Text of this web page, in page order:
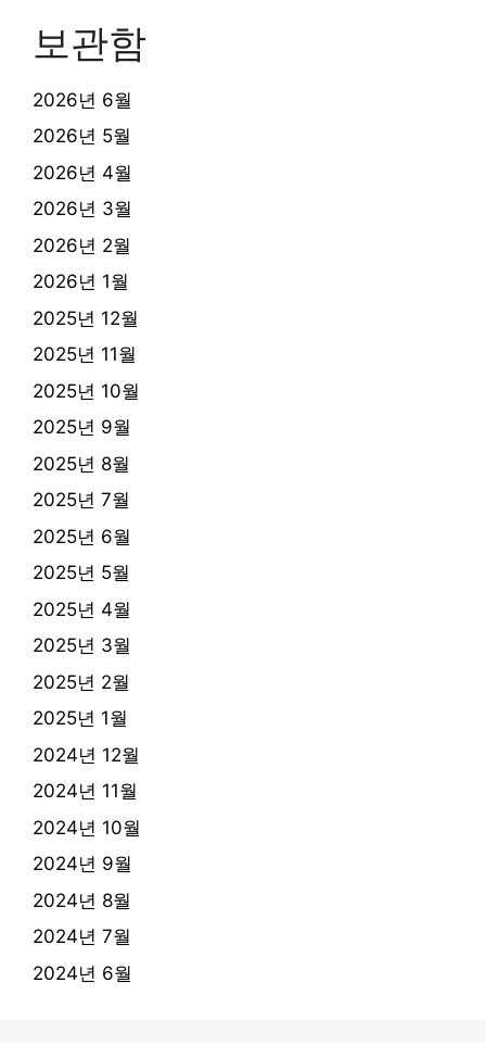
보관함
2026년 6월
2026년 5월
2026년 4월
2026년 3월
2026년 2월
2026년 1월
2025년 12월
2025년 11월
2025년 10월
2025년 9월
2025년 8월
2025년 7월
2025년 6월
2025년 5월
2025년 4월
2025년 3월
2025년 2월
2025년 1월
2024년 12월
2024년 11월
2024년 10월
2024년 9월
2024년 8월
2024년 7월
2024년 6월